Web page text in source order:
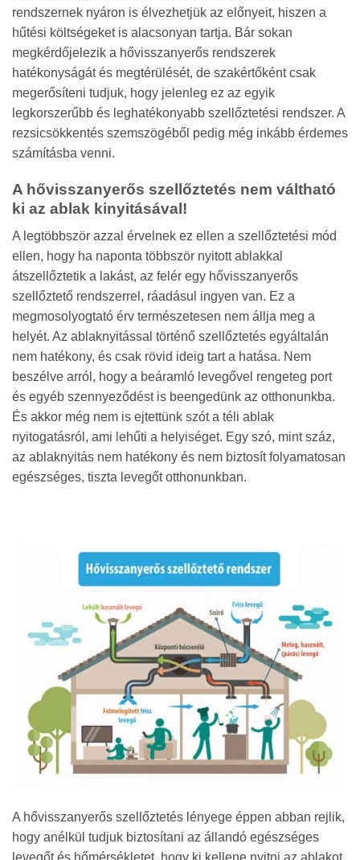
rendszernek nyáron is élvezhetjük az előnyeit, hiszen a
hűtési költségeket is alacsonyan tartja. Bár sokan
megkérdőjelezik a hővisszanyerős rendszerek
hatékonyságát és megtérülését, de szakértőként csak
megerősíteni tudjuk, hogy jelenleg ez az egyik
legkorszerűbb és leghatékonyabb szellőztetési rendszer. A
rezsicsökkentés szemszögéből pedig még inkább érdemes
számításba venni.
A hővisszanyerős szellőztetés nem váltható
ki az ablak kinyitásával!
A legtöbbször azzal érvelnek ez ellen a szellőztetési mód
ellen, hogy ha naponta többször nyitott ablakkal
átszellőztetik a lakást, az felér egy hővisszanyerős
szellőztető rendszerrel, ráadásul ingyen van. Ez a
megmosolyogtató érv természetesen nem állja meg a
helyét. Az ablaknyitással történő szellőztetés egyáltalán
nem hatékony, és csak rövid ideig tart a hatása. Nem
beszélve arról, hogy a beáramló levegővel rengeteg port
és egyéb szennyeződést is beengedünk az otthonunkba.
És akkor még nem is ejtettünk szót a téli ablak
nyitogatásról, ami lehűti a helyiséget. Egy szó, mint száz,
az ablaknyitás nem hatékony és nem biztosít folyamatosan
egészséges, tiszta levegőt otthonunkban.
A hővisszanyerős szellőztetés lényege éppen abban rejlik,
hogy anélkül tudjuk biztosítani az állandó egészséges